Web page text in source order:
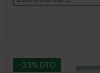
-33% DTO